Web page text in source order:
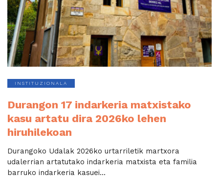
INSTITUZIONALA
Durangon 17 indarkeria matxistako
kasu artatu dira 2026ko lehen
hiruhilekoan
Durangoko Udalak 2026ko urtarriletik martxora
udalerrian artatutako indarkeria matxista eta familia
barruko indarkeria kasuei...